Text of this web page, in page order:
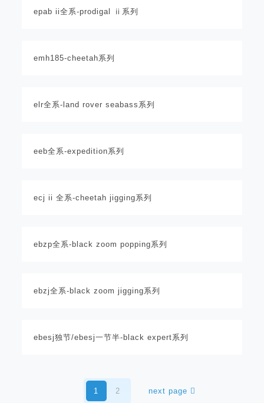
epab ii全系-prodigal ⅱ系列
emh185-cheetah系列
elr全系-land rover seabass系列
eeb全系-expedition系列
ecj ii 全系-cheetah jigging系列
ebzp全系-black zoom popping系列
ebzj全系-black zoom jigging系列
ebesj独节/ebesj一节半-black expert系列
1 2 next page